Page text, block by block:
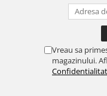
Vreau sa
magazinului.